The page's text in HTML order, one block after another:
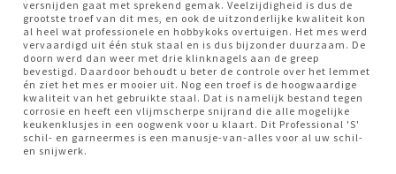
versnijden gaat met sprekend gemak. Veelzijdigheid is dus de
grootste troef van dit mes, en ook de uitzonderlijke kwaliteit kon
al heel wat professionele en hobbykoks overtuigen. Het mes werd
vervaardigd uit één stuk staal en is dus bijzonder duurzaam. De
doorn werd dan weer met drie klinknagels aan de greep
bevestigd. Daardoor behoudt u beter de controle over het lemmet
én ziet het mes er mooier uit. Nog een troef is de hoogwaardige
kwaliteit van het gebruikte staal. Dat is namelijk bestand tegen
corrosie en heeft een vlijmscherpe snijrand die alle mogelijke
keukenklusjes in een oogwenk voor u klaart. Dit Professional 'S'
schil- en garneermes is een manusje-van-alles voor al uw schil-
en snijwerk.